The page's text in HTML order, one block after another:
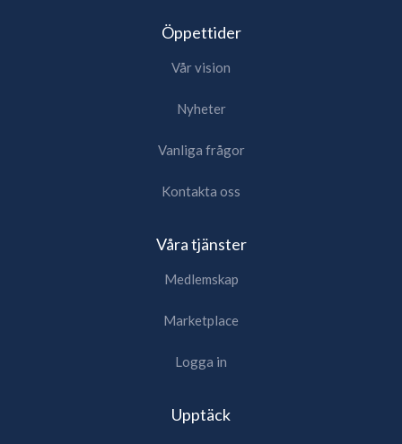
Öppettider
Vår vision
Nyheter
Vanliga frågor
Kontakta oss
Våra tjänster
Medlemskap
Marketplace
Logga in
Upptäck